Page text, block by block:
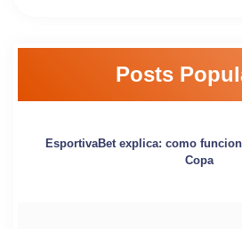
Posts
EsportivaBet explica: como
Copa